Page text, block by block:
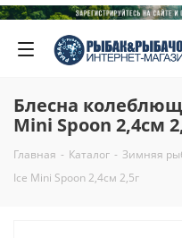
Блесна
Mini Spoon 2,4см
Главная - Каталог - Зимняя
Ice Mini Spoon 2,4см 2,5г